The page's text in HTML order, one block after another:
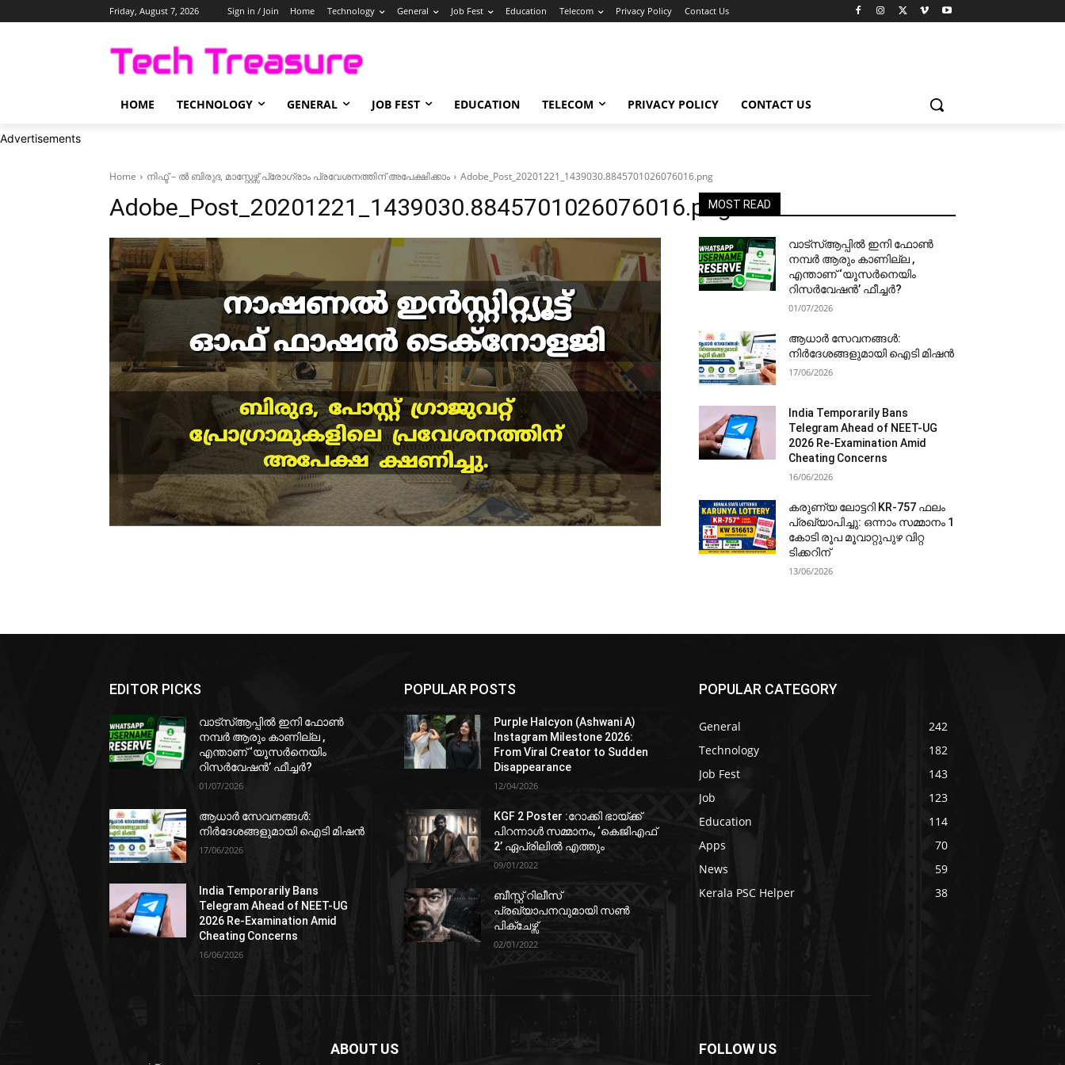
Friday, August 7, 2026 Sign in / Join Home Technology General Job Fest Education Telecom Privacy Policy Contact Us
HOME TECHNOLOGY GENERAL JOB FEST EDUCATION TELECOM PRIVACY POLICY CONTACT US
Advertisements
Home നിഫ്ട് – ൽ ബിരുദ, മാസ്റ്റേഴ്സ് പ്രോഗ്രാം പ്രവേശനത്തിന് അപേക്ഷിക്കാം Adobe_Post_20201221_1439030.8845701026076016.png
Adobe_Post_20201221_1439030.8845701026076016.pngMOST READ
വാട്‌സ്ആപ്പിൽ ഇനി ഫോൺ
നമ്പർ ആരും കാണില്ല ,
എന്താണ് ‘യൂസർനെയിം
റിസർവേഷൻ’ ഫീച്ചർ?
01/07/2026
ആധാർ സേവനങ്ങൾ:
നിർദേശങ്ങളുമായി ഐടി മിഷൻ
17/06/2026
India Temporarily Bans
Telegram Ahead of NEET-UG
2026 Re-Examination Amid
Cheating Concerns
16/06/2026
കരുണ്യ ലോട്ടറി KR-757 ഫലം
പ്രഖ്യാപിച്ചു: ഒന്നാം സമ്മാനം 1
കോടി രൂപ മൂവാറ്റുപുഴ വിറ്റ
ടിക്കറിന്
13/06/2026
EDITOR PICKS
വാട്‌സ്ആപ്പിൽ ഇനി ഫോൺ
നമ്പർ ആരും കാണില്ല ,
എന്താണ് ‘യൂസർനെയിം
റിസർവേഷൻ’ ഫീച്ചർ?
01/07/2026
ആധാർ സേവനങ്ങൾ:
നിർദേശങ്ങളുമായി ഐടി മിഷൻ
17/06/2026
India Temporarily Bans
Telegram Ahead of NEET-UG
2026 Re-Examination Amid
Cheating Concerns
16/06/2026
POPULAR POSTS
Purple Halcyon (Ashwani A)
Instagram Milestone 2026:
From Viral Creator to Sudden
Disappearance
12/04/2026
KGF 2 Poster :റോക്കി ഭായ്ക്ക്
പിറന്നാൾ സമ്മാനം, ‘കെജിഎഫ്
2’ ഏപ്രിലിൽ എത്തും
09/01/2022
ബീസ്റ്റ് റിലീസ്
പ്രഖ്യാപനവുമായി സണ്‍
പിക്ചേഴ്സ്
02/01/2022
POPULAR CATEGORY
General
242
Technology
182
Job Fest
143
Job
123
Education
114
Apps
70
News
59
Kerala PSC Helper
38
ABOUT US FOLLOW US